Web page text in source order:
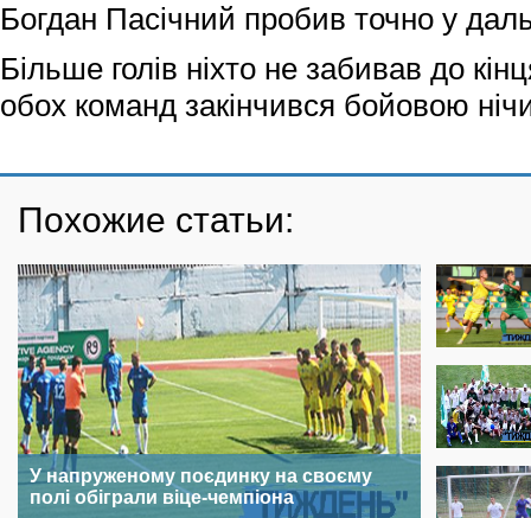
Богдан Пасічний пробив точно у
Більше голів ніхто не забивав до
обох команд закінчився бойовою
Похожие статьи:
У напруженому поєдинку на своєму
полі обіграли віце-чемпіона